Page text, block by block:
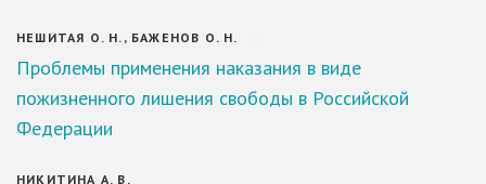
НЕШИТАЯ О. Н., БАЖЕНОВ О. Н.
Проблемы применения наказания в виде
пожизненного лишения свободы в Российской
Федерации
НИКИТИНА А. В.